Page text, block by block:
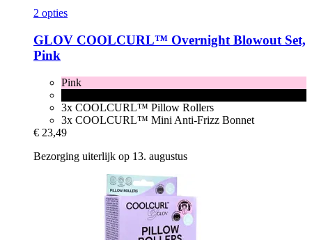
2 opties
GLOV COOLCURL™ Overnight Blowout Set,
Pink
Pink
3x COOLCURL™ Pillow Rollers
3x COOLCURL™ Mini Anti-Frizz Bonnet
€ 23,49
Bezorging uiterlijk op 13. augustus